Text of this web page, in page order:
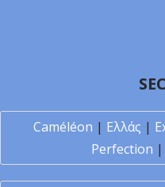
Caméléon | Ελλάς |
Perfection |